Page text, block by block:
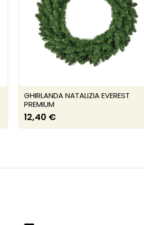
GHIRLANDA NATALIZIA EVEREST
PREMIUM
12,40 €